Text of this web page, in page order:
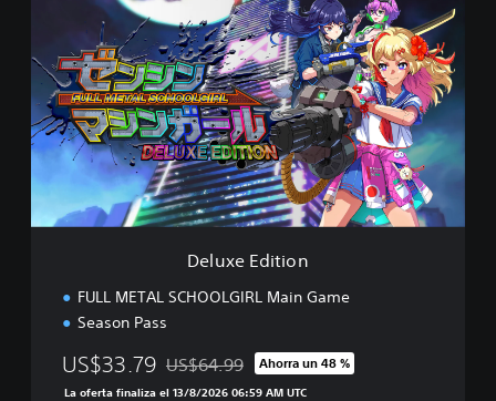
u
e
E
d
t
o
Deluxe Edition
FULL METAL SCHOOLGIRL Main Game
Season Pass
US$33.79 Rebajado del precio original de US$64.99
US$64.99 Ahorra un 48 %
La oferta finaliza el 13/8/2026 06:59 AM UTC